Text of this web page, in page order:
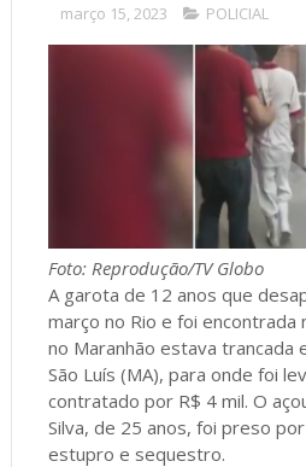
março 15, 2023 POLICIAL
Foto: Reprodução/TV Globo
A garota de 12 anos que
março no Rio e foi
no Maranhão estava trancada
São Luís (MA), para onde foi
contratado por R$ 4 mil. O
Silva, de 25 anos, foi preso
estupro e sequestro.